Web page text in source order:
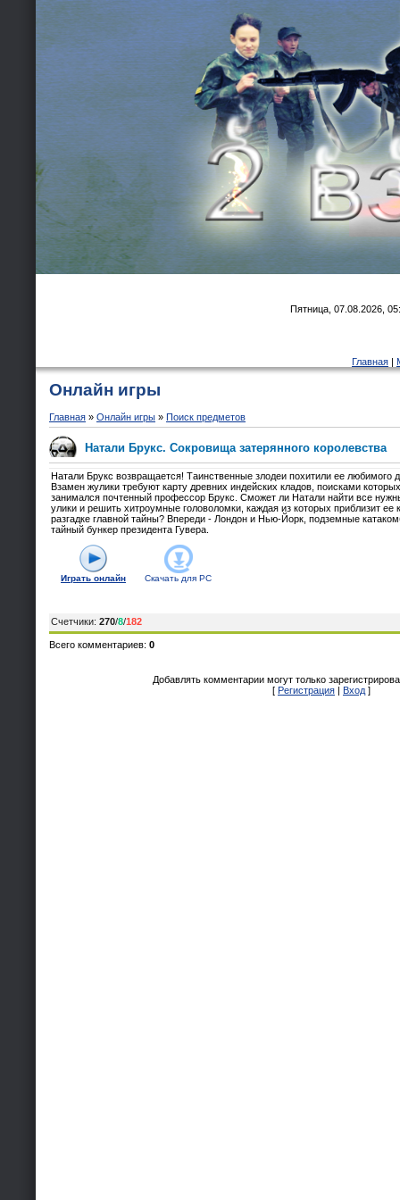
Пятница, 07.08.2026,
Главная
Онлайн игры
Главная » Онлайн игры » Поиск предметов
Натали Брукс. Сокровища затерянного королевства
Натали Брукс возвращается! Таинственные злодеи похитили ее любимого
Взамен жулики требуют карту древних индейских кладов, поисками которых
занимался почтенный профессор Брукс. Сможет ли Натали найти все
улики и решить хитроумные головоломки, каждая из которых приблизит ее к
разгадке главной тайны? Впереди - Лондон и Нью-Йорк, подземные
тайный бункер президента Гувера.
Играть онлайн Скачать для PC
Счетчики: 270/8/182
Всего комментариев: 0
Добавлять комментарии могут только
[ Регистрация | Вход ]